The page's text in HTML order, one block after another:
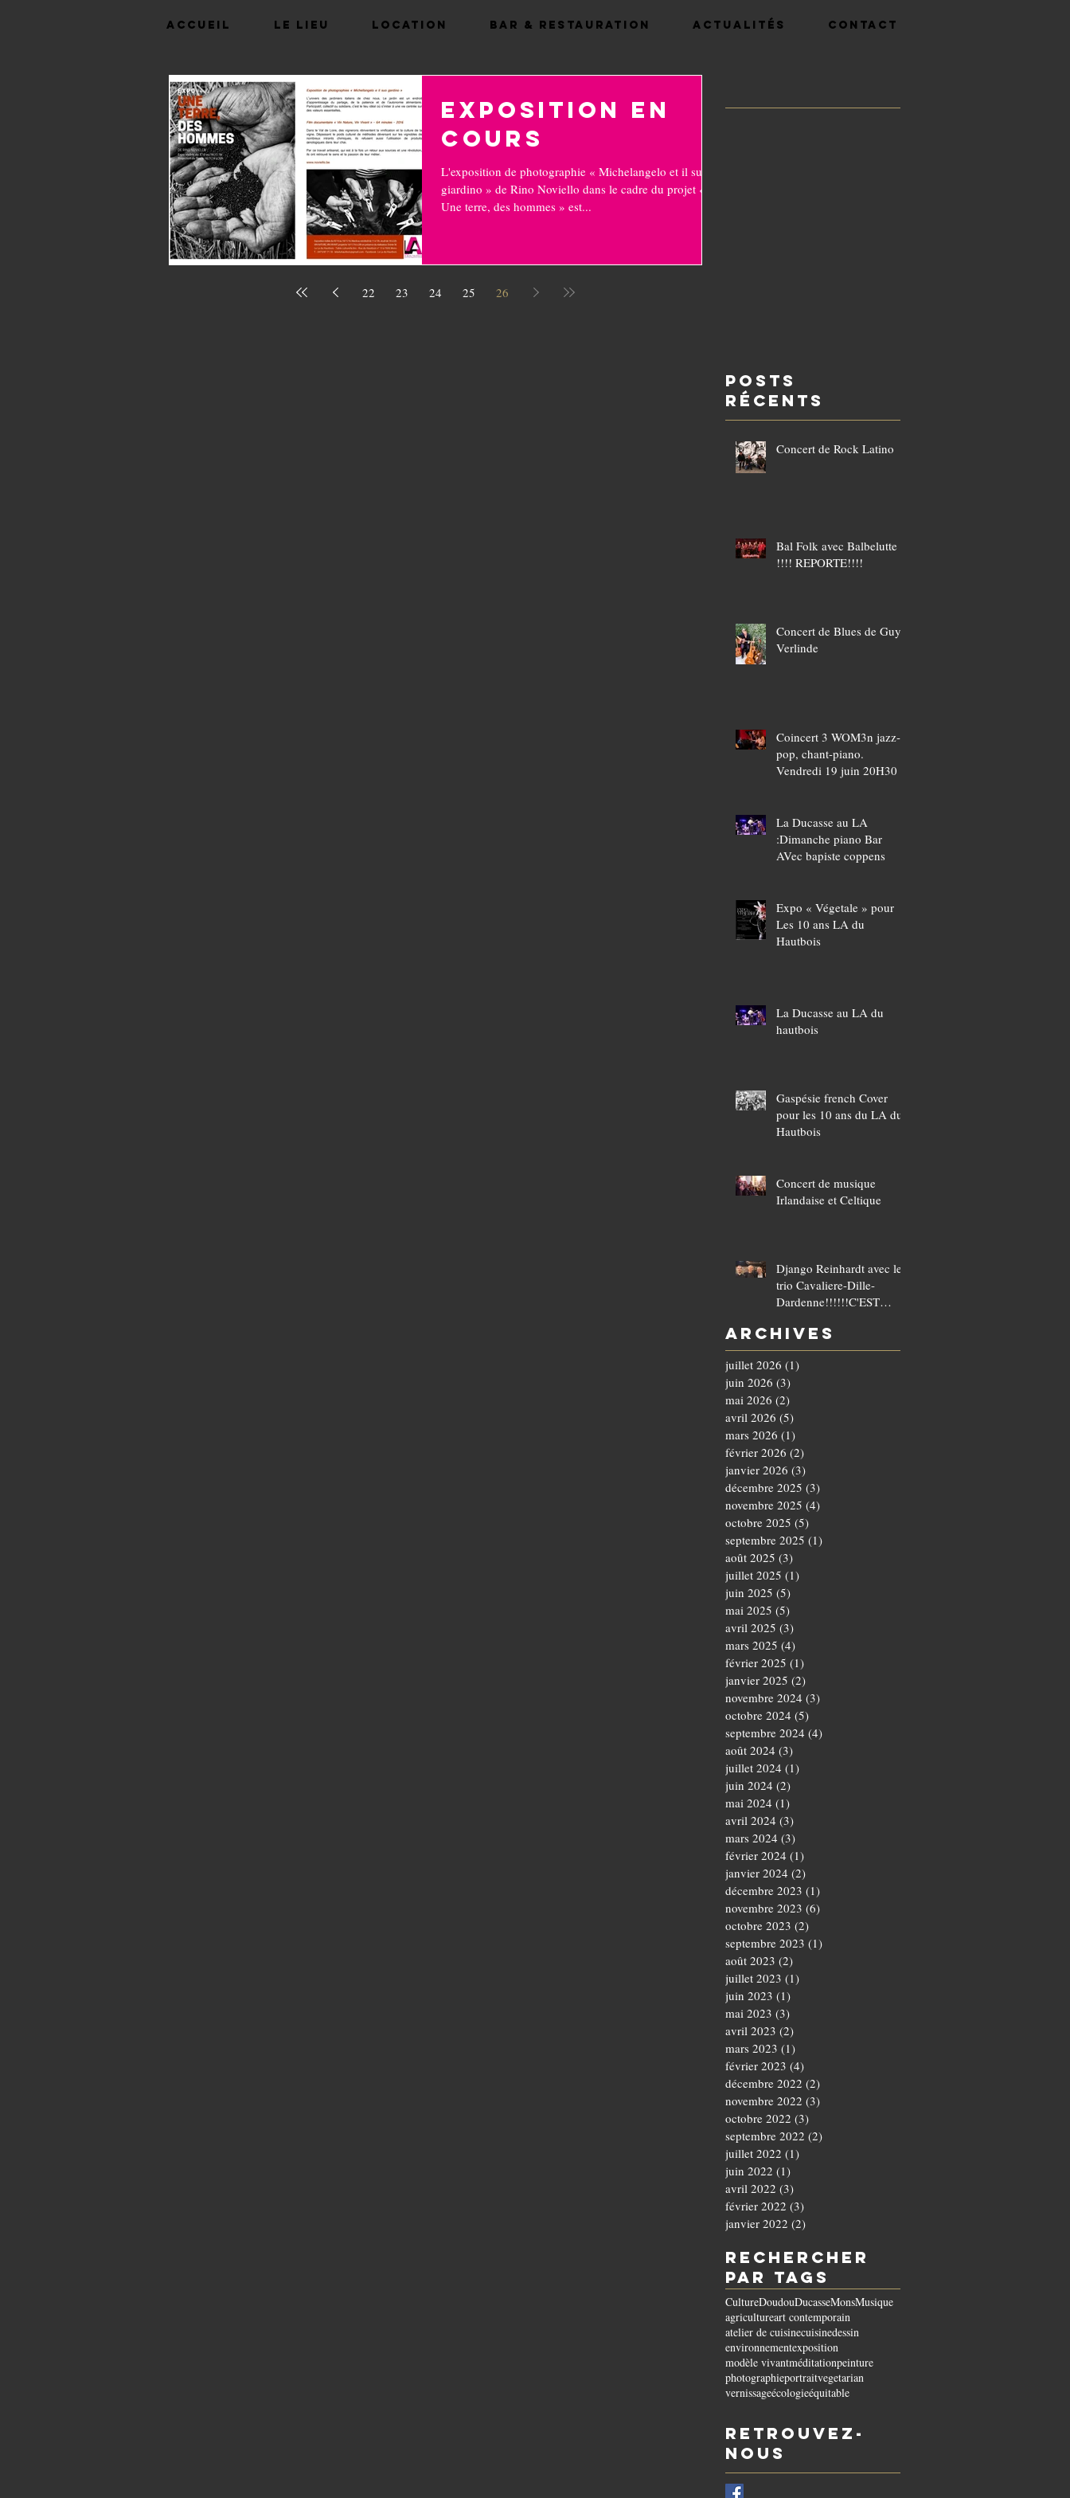
Accueil Le lieu Location Bar & Restauration Actualités Contact
Exposition en
cours
L'exposition de photographie « Michelangelo et il sui
giardino » de Rino Noviello dans le cadre du projet «
Une terre, des hommes » est...
22 23 24 25 26
POSTS
Récents
Concert de Rock Latino
Bal Folk avec Balbelutte
!!!! REPORTE!!!!
Concert de Blues de Guy
Verlinde
Coincert 3 WOM3n jazz-
pop, chant-piano.
Vendredi 19 juin 20H30
La Ducasse au LA
:Dimanche piano Bar
AVec bapiste coppens
Expo « Végetale » pour
Les 10 ans LA du
Hautbois
La Ducasse au LA du
hautbois
Gaspésie french Cover
pour les 10 ans du LA du
Hautbois
Concert de musique
Irlandaise et Celtique
Django Reinhardt avec le
trio Cavaliere-Dille-
Dardenne!!!!!!C'EST
Archives
juillet 2026 (1)
juin 2026 (3)
mai 2026 (2)
avril 2026 (5)
mars 2026 (1)
février 2026 (2)
janvier 2026 (3)
décembre 2025 (3)
novembre 2025 (4)
octobre 2025 (5)
septembre 2025 (1)
août 2025 (3)
juillet 2025 (1)
juin 2025 (5)
mai 2025 (5)
avril 2025 (3)
mars 2025 (4)
février 2025 (1)
janvier 2025 (2)
novembre 2024 (3)
octobre 2024 (5)
septembre 2024 (4)
août 2024 (3)
juillet 2024 (1)
juin 2024 (2)
mai 2024 (1)
avril 2024 (3)
mars 2024 (3)
février 2024 (1)
janvier 2024 (2)
décembre 2023 (1)
novembre 2023 (6)
octobre 2023 (2)
septembre 2023 (1)
août 2023 (2)
juillet 2023 (1)
juin 2023 (1)
mai 2023 (3)
avril 2023 (2)
mars 2023 (1)
février 2023 (4)
décembre 2022 (2)
novembre 2022 (3)
octobre 2022 (3)
septembre 2022 (2)
juillet 2022 (1)
juin 2022 (1)
avril 2022 (3)
février 2022 (3)
janvier 2022 (2)
Rechercher
par Tags
CultureDoudouDucasseMonsMusique
agricultureart contemporain
atelier de cuisinecuisinedessin
environnementexposition
modèle vivantméditationpeinture
photographieportraitvegetarian
vernissageécologieéquitable
Retrouvez-
nous